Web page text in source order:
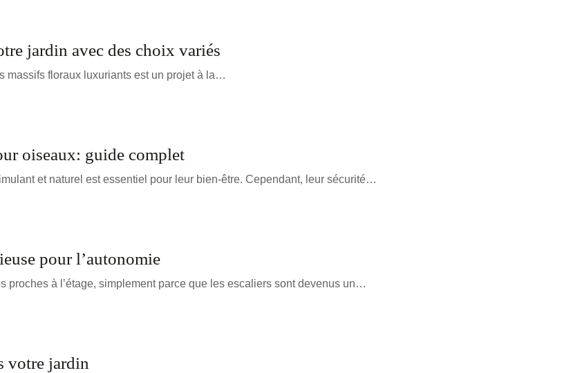
jardin avec des choix variés
massifs floraux luxuriants est un projet à la…
oiseaux: guide complet
et naturel est essentiel pour leur bien-être. Cependant, leur sécurité…
pour l’autonomie
proches à l’étage, simplement parce que les escaliers sont devenus un…
votre jardin